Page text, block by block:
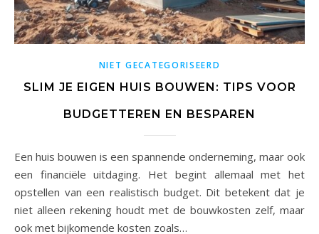
NIET GECATEGORISEERD
SLIM JE EIGEN HUIS BOUWEN: TIPS VOOR
BUDGETTEREN EN BESPAREN
Een huis bouwen is een spannende onderneming, maar ook
een financiële uitdaging. Het begint allemaal met het
opstellen van een realistisch budget. Dit betekent dat je
niet alleen rekening houdt met de bouwkosten zelf, maar
ook met bijkomende kosten zoals…